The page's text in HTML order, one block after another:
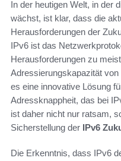
In der heutigen Welt, in der
wächst, ist klar, dass die
Herausforderungen der
IPv6 ist das
Herausforderungen zu
Adressierungskapazität
es eine innovative Lösung
Adressknappheit, das bei
ist daher nicht nur ratsam,
Sicherstellung der IPv6
Die Erkenntnis, dass IPv6